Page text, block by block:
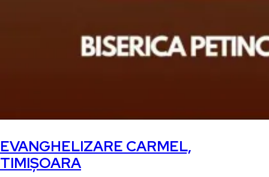
EVANGHELIZARE CARMEL,
TIMIȘOARA